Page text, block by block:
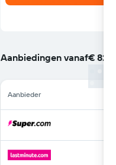
Aanbiedingen vanaf€ 82
Aanbieder